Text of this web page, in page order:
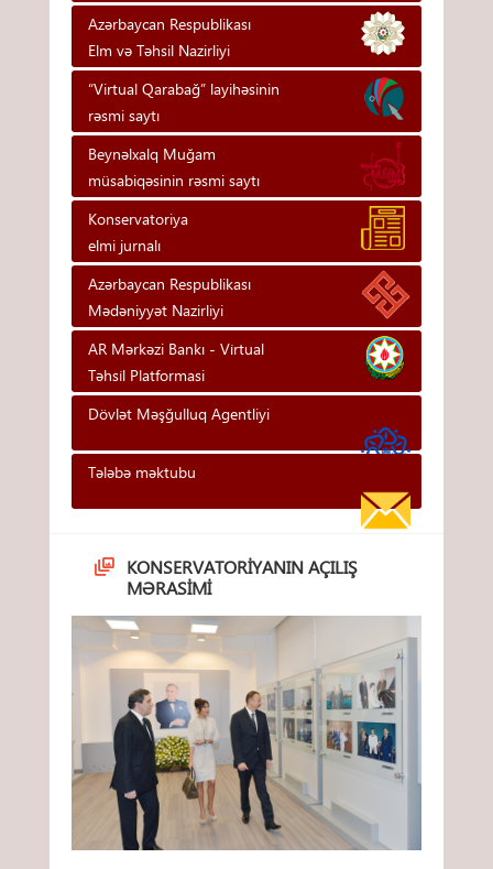
Azərbaycan Respublikası
Elm və Təhsil Nazirliyi
“Virtual Qarabağ” layihəsinin
rəsmi saytı
Beynəlxalq Muğam
müsabiqəsinin rəsmi saytı
Konservatoriya
elmi jurnalı
Azərbaycan Respublikası
Mədəniyyət Nazirliyi
AR Mərkəzi Bankı - Vi̇rtual
Təhsi̇l Platformasi
Dövlət Məşğulluq Agentliyi
Tələbə məktubu
KONSERVATORIYANIN AÇILIŞ
MƏRASIMI